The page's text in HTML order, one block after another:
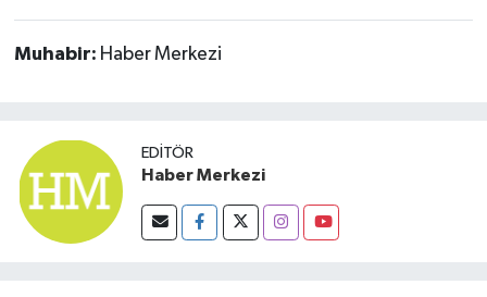
Muhabir: Haber Merkezi
EDITÖR
Haber Merkezi